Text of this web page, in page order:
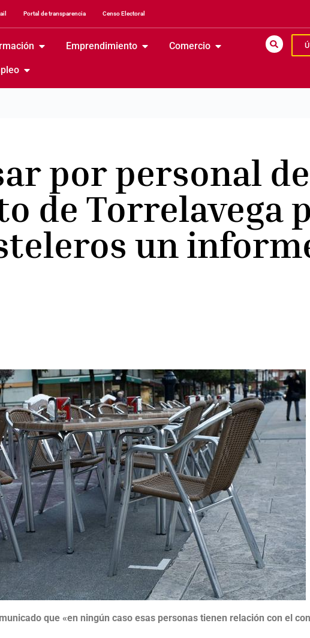
Portal de transparencia Censo Electoral
Emprendimiento Comercio
por personal
de Torrelavega
un
que «en ningún caso esas personas tienen relación con el